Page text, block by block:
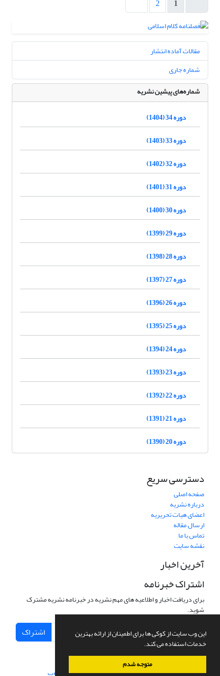
این وب سایت از کوکی ها برای اطمینان از ارائه بهترین
خدمات استفاده می کند.
متوجه شدم
1
2
مقالات آماده انتشار
شماره جاری
شماره‌های پیشین نشریه
دوره 34 (1404)
دوره 33 (1403)
دوره 32 (1402)
دوره 31 (1401)
دوره 30 (1400)
دوره 29 (1399)
دوره 28 (1398)
دوره 27 (1397)
دوره 26 (1396)
دوره 25 (1395)
دوره 24 (1394)
دوره 23 (1393)
دوره 22 (1392)
دوره 21 (1391)
دوره 20 (1390)
دسترسی سریع
صفحه اصلی
درباره نشریه
اعضای هیات تحریریه
ارسال مقاله
تماس با ما
نقشه سایت
آخرین اخبار
اشتراک خبرنامه
برای دریافت اخبار و اطلاعیه های مهم نشریه در خبرنامه نشریه مشترک
شوید.
اشتراک
سامانه مدیریت نشریات علمی.طراحی و پیاده سازی از سیناوب